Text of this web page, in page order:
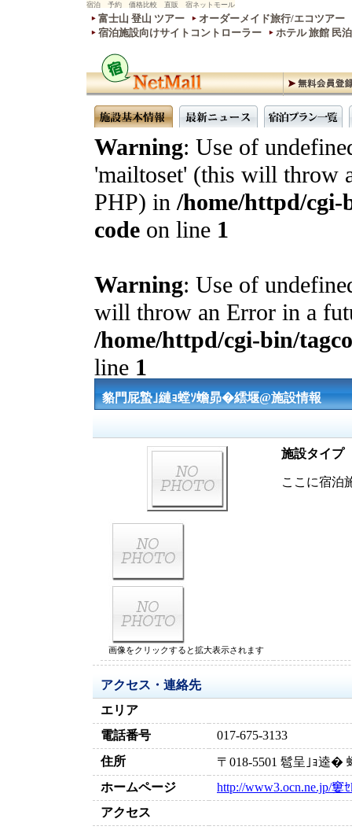
宿泊 予約 価格比較 直販 宿ネットモール
富士山 登山 ツアー
オーダーメイド旅行/エコツアー
宿泊施設向けサイトコントローラー
ホテル 旅館 民
Warning: Use of
'mailtoset' (this will throw
PHP) in/home/httpd/cgi-
code on line 1
Warning: Use of
will throw an Error in a
/home/httpd/cgi-bin/
line 1
貉門屁蟄｣縺ｮ螳ｿ蟾昴�繧堰@施設情報
施設タイプ
ここに宿泊
画像をクリックすると拡大表示されます
アクセス・連絡先
エリア
電話番号
017-675-3133
住所
〒018-5501 髱呈｣ｮ逵
ホームページ
http://www3.ocn.ne.jp/窶
アクセス